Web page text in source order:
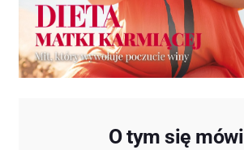
O tym się mówi